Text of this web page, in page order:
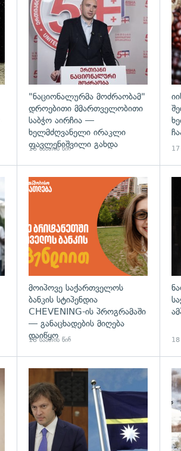
"ნაციონალურმა მოძრაობამ"
დროებითი მმართველობითი
საბჭო აირჩია —
ხელმძღვანელი ირაკლი
ფავლენიშვილი გახდა
16 საათის წინ 17
გადახედვა
მოიპოვე საქართველოს
ბანკის სტიპენდია
CHEVENING-ის პროგრამაში
— განაცხადების მიღება
დაიწყო
18 საათის წინ 18
გადახედვა